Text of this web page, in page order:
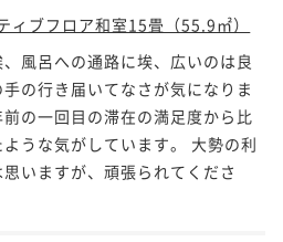
ィブフロア和室15畳（55.9㎡）
風呂への通路に埃、広いのは良
の行き届いてなさが気になりま
の一回目の滞在の満足度から比
うな気がしています。 大勢の利
いますが、頑張られてくださ